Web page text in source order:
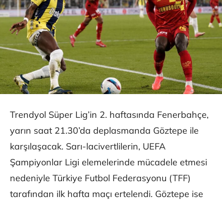
Trendyol Süper Lig’in 2. haftasında Fenerbahçe,
yarın saat 21.30’da deplasmanda Göztepe ile
karşılaşacak. Sarı-lacivertlilerin, UEFA
Şampiyonlar Ligi elemelerinde mücadele etmesi
nedeniyle Türkiye Futbol Federasyonu (TFF)
tarafından ilk hafta maçı ertelendi. Göztepe ise